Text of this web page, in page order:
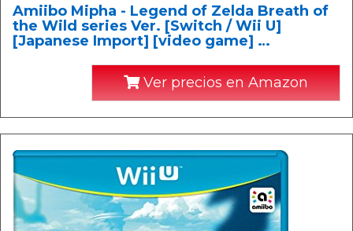
Amiibo Mipha - Legend of Zelda Breath of
the Wild series Ver. [Switch / Wii U]
[Japanese Import] [video game] …
Ver precios en Amazon